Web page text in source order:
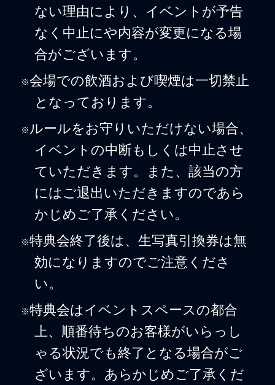
ない理由により、イベントが予告
なく中止にや内容が変更になる場
合がございます。
※会場での飲酒および喫煙は一切禁止
となっております。
※ルールをお守りいただけない場合、
イベントの中断もしくは中止させ
ていただきます。また、該当の方
にはご退出いただきますのであら
かじめご了承ください。
※特典会終了後は、生写真引換券は無
効になりますのでご注意くださ
い。
※特典会はイベントスペースの都合
上、順番待ちのお客様がいらっし
ゃる状況でも終了となる場合がご
ざいます。あらかじめご了承くだ